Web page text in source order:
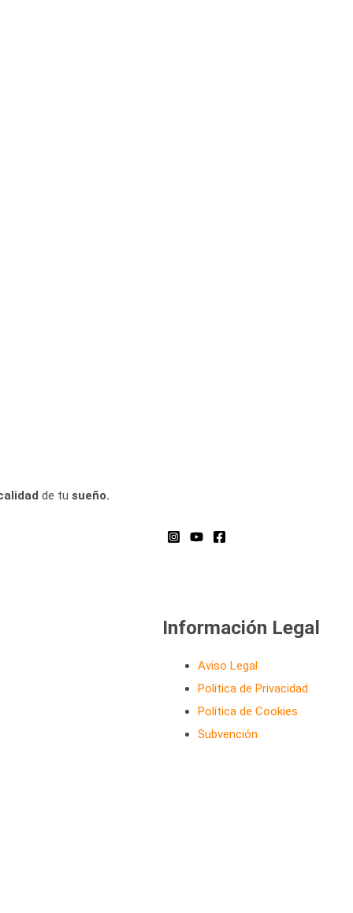
de tu sueño.
Información Legal
Aviso Legal
Política de Privacidad
Política de Cookies
Subvención